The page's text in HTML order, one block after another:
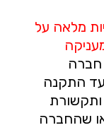
מלאה על
חברה
התקנה
ותקשורת
שהחברה